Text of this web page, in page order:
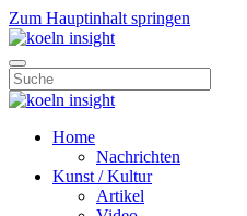
Zum Hauptinhalt springen
Home
Nachrichten
Kunst / Kultur
Artikel